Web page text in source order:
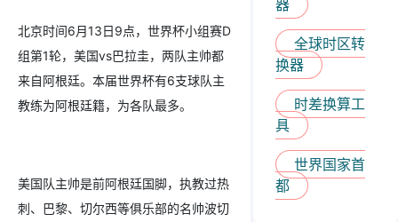
北京时间6月13日9点，世界杯小组赛D
组第1轮，美国vs巴拉圭，两队主帅都
来自阿根廷。本届世界杯有6支球队主
教练为阿根廷籍，为各队最多。
美国队主帅是前阿根廷国脚，执教过热
刺、巴黎、切尔西等俱乐部的名帅波切
器
全球时区转
换器
时差换算工
具
世界国家首
都